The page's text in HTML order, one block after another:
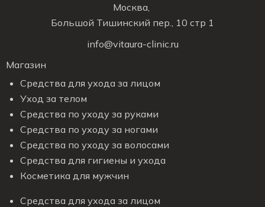
Москва,
Большой Тишинский пер., 10 стр 1
info@vitaura-clinic.ru
Магазин
Средства для ухода за лицом
Уход за телом
Средства по уходу за руками
Средства по уходу за ногами
Средства по уходу за волосами
Средства для гигиены и ухода
Косметика для мужчин
Средства для ухода за лицом